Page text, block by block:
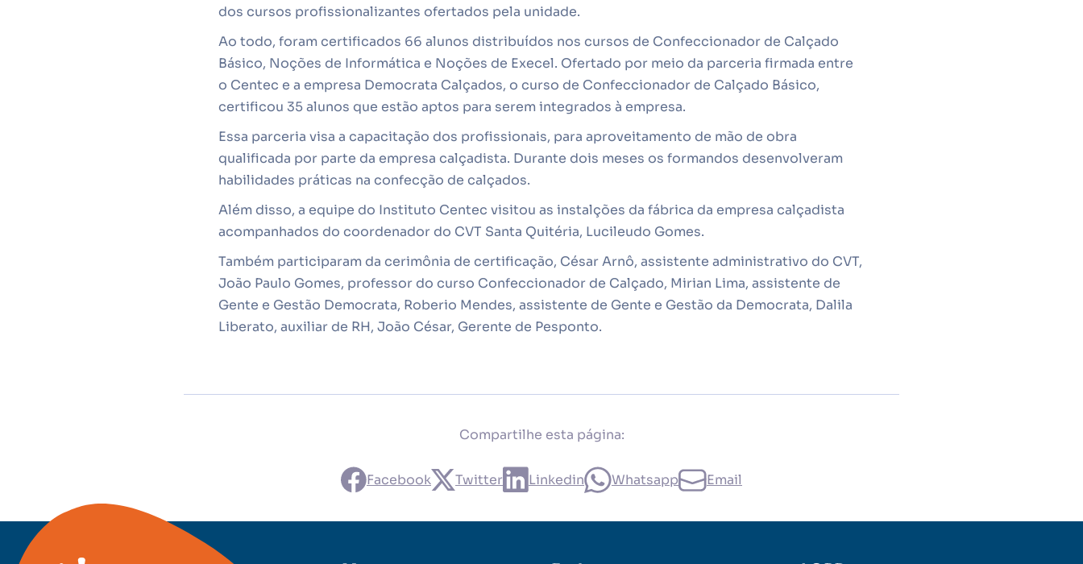
dos cursos profissionalizantes ofertados pela unidade.
Ao todo, foram certificados 66 alunos distribuídos nos cursos de Confeccionador de Calçado
Básico, Noções de Informática e Noções de Execel. Ofertado por meio da parceria firmada entre
o Centec e a empresa Democrata Calçados, o curso de Confeccionador de Calçado Básico,
certificou 35 alunos que estão aptos para serem integrados à empresa.
Essa parceria visa a capacitação dos profissionais, para aproveitamento de mão de obra
qualificada por parte da empresa calçadista. Durante dois meses os formandos desenvolveram
habilidades práticas na confecção de calçados.
Além disso, a equipe do Instituto Centec visitou as instalções da fábrica da empresa calçadista
acompanhados do coordenador do CVT Santa Quitéria, Lucileudo Gomes.
Também participaram da cerimônia de certificação, César Arnô, assistente administrativo do CVT,
João Paulo Gomes, professor do curso Confeccionador de Calçado, Mirian Lima, assistente de
Gente e Gestão Democrata, Roberio Mendes, assistente de Gente e Gestão da Democrata, Dalila
Liberato, auxiliar de RH, João César, Gerente de Pesponto.
Compartilhe esta página:
Facebook Twitter Linkedin Whatsapp Email